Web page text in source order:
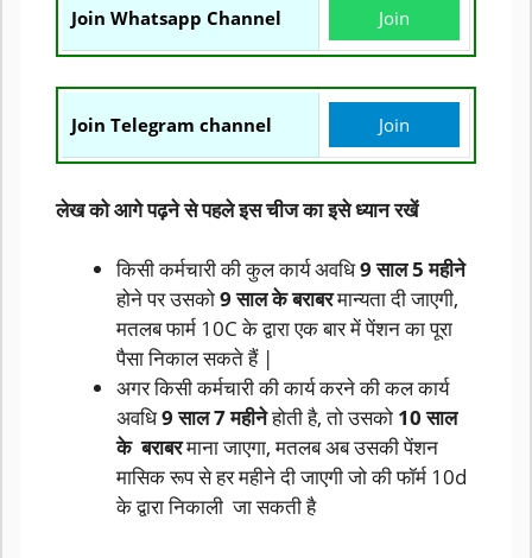
Join Whatsapp Channel Join
Join Telegram channel Join
लेख को आगे पढ़ने से पहले इस चीज का इसे ध्यान रखें
किसी कर्मचारी की कुल कार्य अवधि9 साल 5 महीने
होने पर उसको9 साल के बराबरमान्यता दी जाएगी,
मतलब फार्म 10C के द्वारा एक बार में पेंशन का पूरा
पैसा निकाल सकते हैं |
अगर किसी कर्मचारी की कार्य करने की कल कार्य
अवधि9 साल 7 महीनेहोती है, तो उसको 10 साल
के बराबरमाना जाएगा, मतलब अब उसकी पेंशन
मासिक रूप से हर महीने दी जाएगी जो की फॉर्म 10d
के द्वारा निकाली जा सकती है